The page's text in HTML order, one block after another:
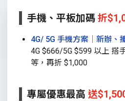
手機、平板加碼 折
4G/ 5G 手機方案│新辦、
4G $666/5G $599 以上 搭
等，再折 $1,000
專屬優惠最高 送